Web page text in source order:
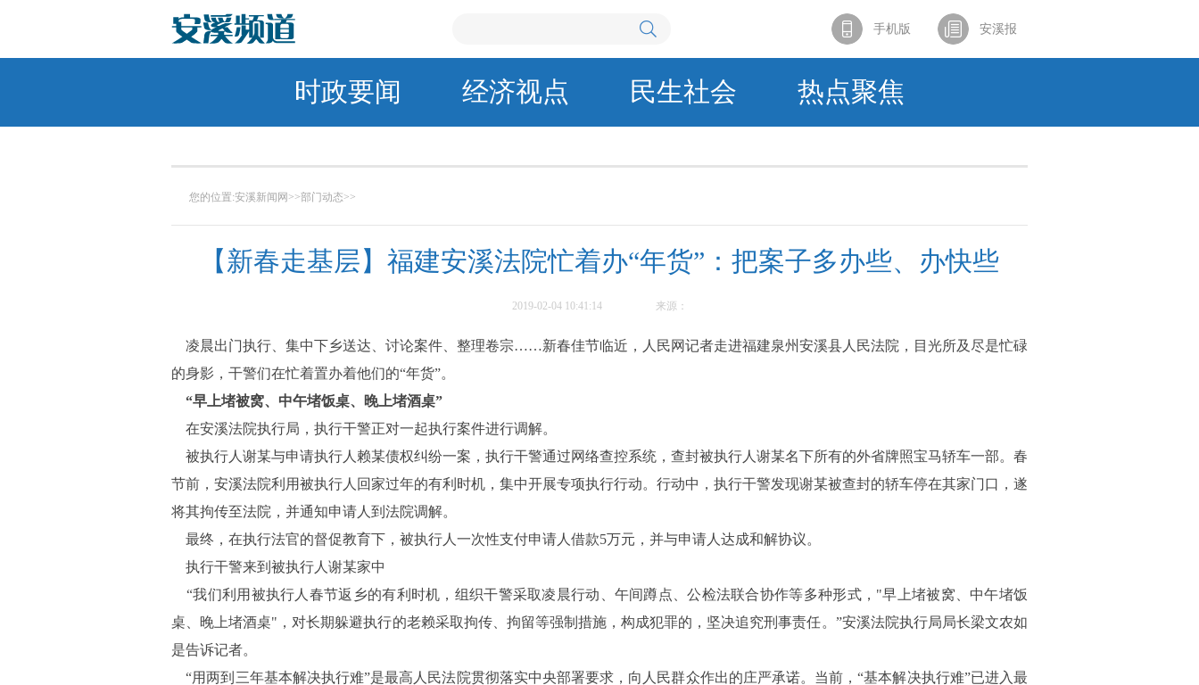
手机版 安溪报
时政要闻 经济视点 民生社会 热点聚焦
您的位置:安溪新闻网 >>部门动态>>
【新春走基层】福建安溪法院忙着办“年货”：把案子多办些、办快些
2019-02-04 10:41:14 来源：
凌晨出门执行、集中下乡送达、讨论案件、整理卷宗……新春佳节临近，人民网记者走进福建泉州安溪县人民法院，目光所及尽是忙碌
的身影，干警们在忙着置办着他们的“年货”。
“早上堵被窝、中午堵饭桌、晚上堵酒桌”
在安溪法院执行局，执行干警正对一起执行案件进行调解。
被执行人谢某与申请执行人赖某债权纠纷一案，执行干警通过网络查控系统，查封被执行人谢某名下所有的外省牌照宝马轿车一部。春
节前，安溪法院利用被执行人回家过年的有利时机，集中开展专项执行行动。行动中，执行干警发现谢某被查封的轿车停在其家门口，遂
将其拘传至法院，并通知申请人到法院调解。
最终，在执行法官的督促教育下，被执行人一次性支付申请人借款5万元，并与申请人达成和解协议。
执行干警来到被执行人谢某家中
“我们利用被执行人春节返乡的有利时机，组织干警采取凌晨行动、午间蹲点、公检法联合协作等多种形式，"早上堵被窝、中午堵饭
桌、晚上堵酒桌"，对长期躲避执行的老赖采取拘传、拘留等强制措施，构成犯罪的，坚决追究刑事责任。”安溪法院执行局局长梁文农如
是告诉记者。
“用两到三年基本解决执行难”是最高人民法院贯彻落实中央部署要求，向人民群众作出的庄严承诺。当前，“基本解决执行难”已进入最